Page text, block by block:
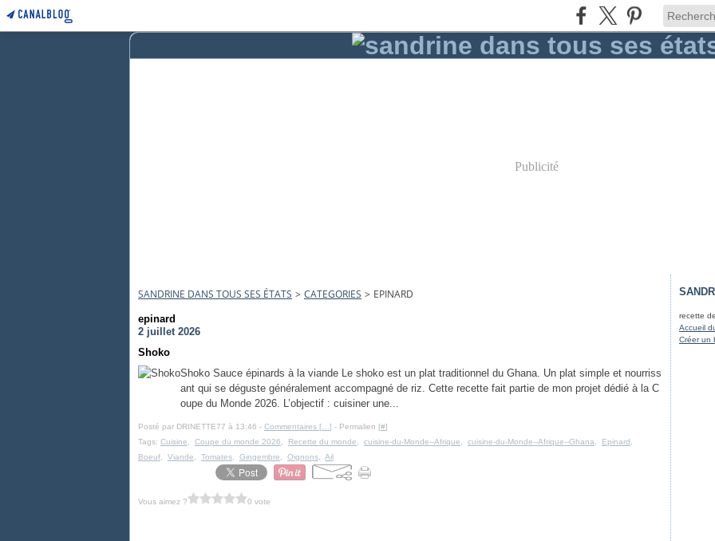
Publicité
SANDRINE DANS TOUS SES ÉTATS > CATEGORIES > EPINARD
epinard
2 juillet 2026
Shoko
Shoko Sauce épinards à la viande Le shoko est un plat traditionnel du Ghana. Un plat simple et nourriss
ant qui se déguste généralement accompagné de riz. Cette recette fait partie de mon projet dédié à la C
oupe du Monde 2026. L’objectif : cuisiner une...
Posté par DRINETTE77 à 13:46 - Commentaires [ ] - Permalien [#]
Tags: Cuisine Coupe du monde 2026 Recette du monde cuisine-du-Monde--Afrique cuisine-du-Monde--Afrique--Ghana Epinard
Boeuf
Viande Tomates Gingembre Oignons Ail
Vous aimez ? 0 vote
recette
Accueil
Créer un